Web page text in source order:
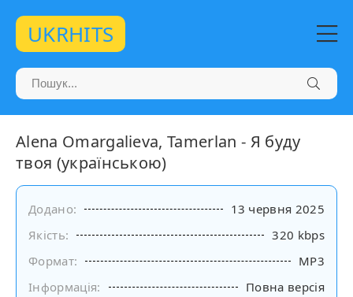
UKRHITS
Alena Omargalieva, Tamerlan - Я буду
твоя (українською)
Додано:
13 червня 2025
Якість:
320 kbps
Формат:
MP3
Інформація:
Повна версія